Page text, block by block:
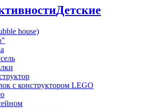
Детские
house)
с конструктором LEGO